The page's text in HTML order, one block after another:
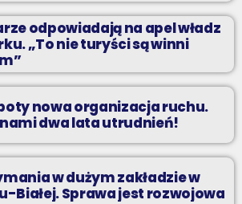
odpowiadają na apel władz
„To nie turyści są winni
nowa organizacja ruchu.
dwa lata utrudnień!
w dużym zakładzie w
Białej. Sprawa jest rozwojowa